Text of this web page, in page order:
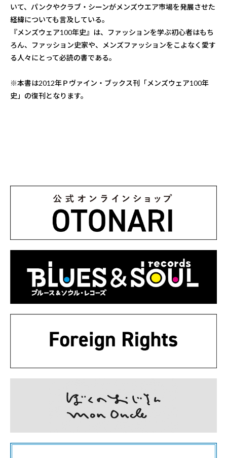
いて、パンクやクラブ・シーンがメンズウエア市場を発展させた
経緯についても言及している。
『メンズウェア100年史』は、ファッションを学ぶ初心者はもち
ろん、ファッション史家や、メンズファッションをこよなく愛す
る人々にとって必読の書である。
※本書は2012年Ｐヴァイン・ブックス刊「メンズウェア100年
史」の復刊となります。